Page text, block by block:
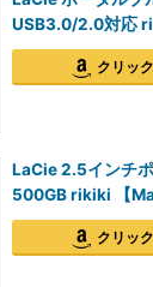
USB3.0/2.0対応
クリッ
LaCie 2.5インチ
500GB rikiki 【
クリッ